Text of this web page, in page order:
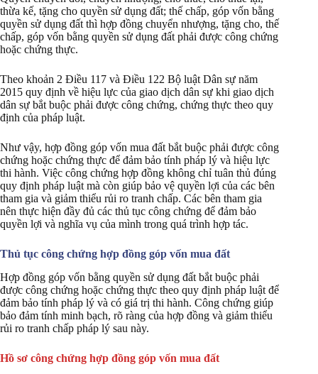
thừa kế, tặng cho quyền sử dụng đất; thế chấp, góp vốn bằng
quyền sử dụng đất thì hợp đồng chuyển nhượng, tặng cho, thế
chấp, góp vốn bằng quyền sử dụng đất phải được công chứng
hoặc chứng thực.
Theo khoản 2 Điều 117 và Điều 122 Bộ luật Dân sự năm
2015 quy định về hiệu lực của giao dịch dân sự khi giao dịch
dân sự bắt buộc phải được công chứng, chứng thực theo quy
định của pháp luật.
Như vậy, hợp đồng góp vốn mua đất bắt buộc phải được công
chứng hoặc chứng thực để đảm bảo tính pháp lý và hiệu lực
thi hành. Việc công chứng hợp đồng không chỉ tuân thủ đúng
quy định pháp luật mà còn giúp bảo vệ quyền lợi của các bên
tham gia và giảm thiểu rủi ro tranh chấp. Các bên tham gia
nên thực hiện đầy đủ các thủ tục công chứng để đảm bảo
quyền lợi và nghĩa vụ của mình trong quá trình hợp tác.
Thủ tục công chứng hợp đồng góp vốn mua đất
Hợp đồng góp vốn bằng quyền sử dụng đất bắt buộc phải
được công chứng hoặc chứng thực theo quy định pháp luật để
đảm bảo tính pháp lý và có giá trị thi hành. Công chứng giúp
bảo đảm tính minh bạch, rõ ràng của hợp đồng và giảm thiểu
rủi ro tranh chấp pháp lý sau này.
Hồ sơ công chứng hợp đồng góp vốn mua đất